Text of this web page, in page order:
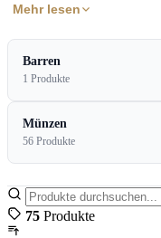
Mehr lesen
Barren
1 Produkte
Münzen
56 Produkte
75 Produkte